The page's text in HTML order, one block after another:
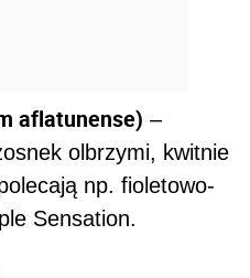
aflatunense) –
olbrzymi, kwitnie
np. fioletowo-
Sensation.